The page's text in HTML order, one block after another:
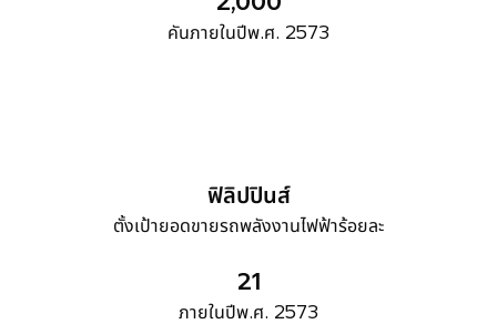
คันภายในปีพ.ศ. 2573
ฟิลิปปินส์
ตั้งเป้ายอดขายรถพลังงานไฟฟ้าร้อยละ
21
ภายในปีพ.ศ. 2573